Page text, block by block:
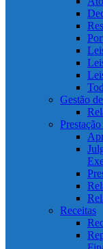
Gestão
Receitas